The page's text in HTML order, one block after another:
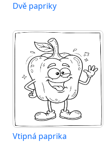
Dvě papriky
Vtipná paprika